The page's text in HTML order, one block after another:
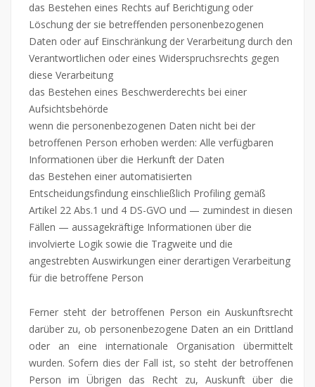
das Bestehen eines Rechts auf Berichtigung oder
Löschung der sie betreffenden personenbezogenen
Daten oder auf Einschränkung der Verarbeitung durch den
Verantwortlichen oder eines Widerspruchsrechts gegen
diese Verarbeitung
das Bestehen eines Beschwerderechts bei einer
Aufsichtsbehörde
wenn die personenbezogenen Daten nicht bei der
betroffenen Person erhoben werden: Alle verfügbaren
Informationen über die Herkunft der Daten
das Bestehen einer automatisierten
Entscheidungsfindung einschließlich Profiling gemäß
Artikel 22 Abs.1 und 4 DS-GVO und — zumindest in diesen
Fällen — aussagekräftige Informationen über die
involvierte Logik sowie die Tragweite und die
angestrebten Auswirkungen einer derartigen Verarbeitung
für die betroffene Person
Ferner steht der betroffenen Person ein Auskunftsrecht
darüber zu, ob personenbezogene Daten an ein Drittland
oder an eine internationale Organisation übermittelt
wurden. Sofern dies der Fall ist, so steht der betroffenen
Person im Übrigen das Recht zu, Auskunft über die